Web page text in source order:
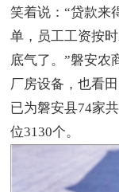
笑着说：“贷款来
单，员工工资按
底气了。”磐安农
厂房设备，也看
已为磐安县74家
位3130个。